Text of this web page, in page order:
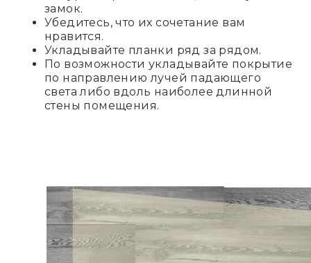
замок.
Убедитесь, что их сочетание вам
нравится.
Укладывайте планки ряд за рядом.
По возможности укладывайте покрытие
по направлению лучей падающего
света либо вдоль наиболее длинной
стены помещения.